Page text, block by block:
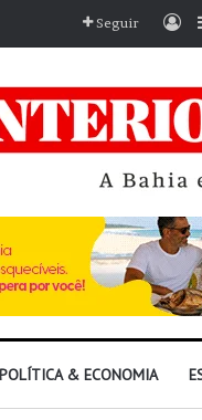
Seguir
POLÍTICA & ECONOMIA